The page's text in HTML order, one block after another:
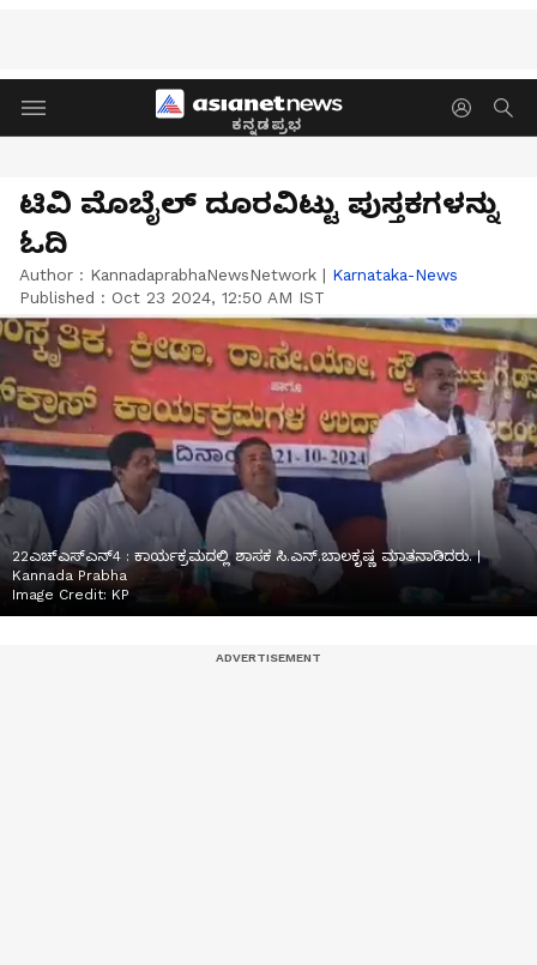
ಕನ್ನಡಪ್ರಭ
ಟಿವಿ ಮೊಬೈಲ್‌ ದೂರವಿಟ್ಟು ಪುಸ್ತಕಗಳನ್ನು
ಓದಿ
Author : KannadaprabhaNewsNetwork | Karnataka-News
Published : Oct 23 2024, 12:50 AM IST
22ಎಚ್ಎಸ್ಎನ್4 : ಕಾರ್ಯಕ್ರಮದಲ್ಲಿ ಶಾಸಕ ಸಿ.ಎನ್.ಬಾಲಕೃಷ್ಣ ಮಾತನಾಡಿದರು. |
Kannada Prabha
Image Credit: KP